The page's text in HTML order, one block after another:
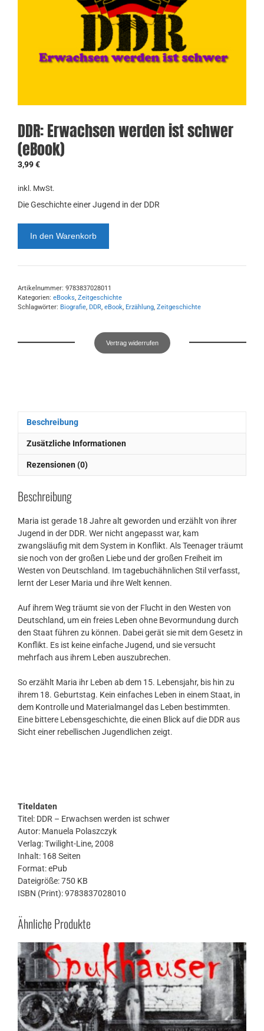
DDR: Erwachsen werden ist schwer
(eBook)
3,99€
inkl. MwSt.
Die Geschichte einer Jugend in der DDR
Erwachsen
ist
(eBook)
Menge
In den Warenkorb
Artikelnummer: 9783837028011
Kategorien: eBooks, Zeitgeschichte
Schlagwörter: Biografie, DDR, eBook, Erzählung, Zeitgeschichte
Vertrag widerrufen
Beschreibung
Zusätzliche Informationen
Rezensionen (0)
Beschreibung
Maria ist gerade 18 Jahre alt geworden und erzählt von ihrer
Jugend in der DDR. Wer nicht angepasst war, kam
zwangsläufig mit dem System in Konflikt. Als Teenager träumt
sie noch von der großen Liebe und der großen Freiheit im
Westen von Deutschland. Im tagebuchähnlichen Stil verfasst,
lernt der Leser Maria und ihre Welt kennen.
Auf ihrem Weg träumt sie von der Flucht in den Westen von
Deutschland, um ein freies Leben ohne Bevormundung durch
den Staat führen zu können. Dabei gerät sie mit dem Gesetz in
Konflikt. Es ist keine einfache Jugend, und sie versucht
mehrfach aus ihrem Leben auszubrechen.
So erzählt Maria ihr Leben ab dem 15. Lebensjahr, bis hin zu
ihrem 18. Geburtstag. Kein einfaches Leben in einem Staat, in
dem Kontrolle und Materialmangel das Leben bestimmten.
Eine bittere Lebensgeschichte, die einen Blick auf die DDR aus
Sicht einer rebellischen Jugendlichen zeigt.
Titeldaten
Titel: DDR – Erwachsen werden ist schwer
Autor: Manuela Polaszczyk
Verlag: Twilight-Line, 2008
Inhalt: 168 Seiten
Format: ePub
Dateigröße: 750 KB
ISBN (Print): 9783837028010
Ähnliche Produkte